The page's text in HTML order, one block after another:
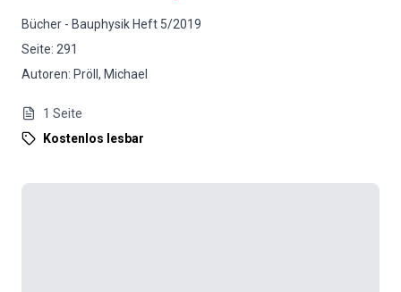
Bücher - Bauphysik Heft 5/2019
Seite: 291
Autoren: Pröll, Michael
1 Seite
Kostenlos lesbar